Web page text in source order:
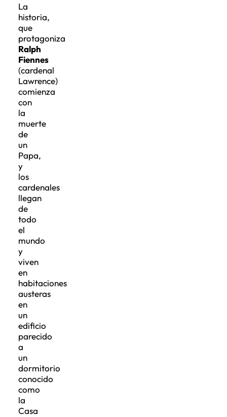
La
historia,
que
protagoniza
Ralph
Fiennes
(cardenal
Lawrence)
comienza
con
la
muerte
de
un
Papa,
y
los
cardenales
llegan
de
todo
el
mundo
y
viven
en
habitaciones
austeras
en
un
edificio
parecido
a
un
dormitorio
conocido
como
la
Casa